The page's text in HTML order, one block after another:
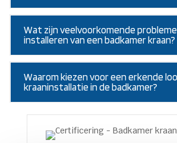
Wat zijn veelvoorkomende
installeren van een badkamer kraan?
Waarom kiezen voor een erkende
kraaninstallatie in de badkamer?